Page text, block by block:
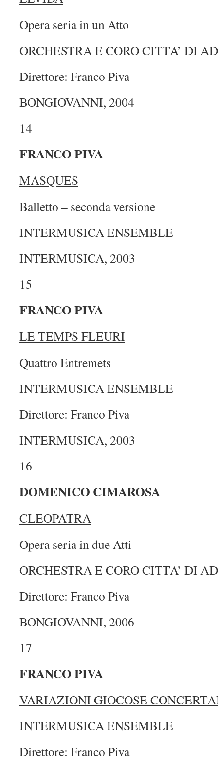
Opera seria in un Atto
ORCHESTRA E CORO CITTA’ DI
Direttore: Franco Piva
BONGIOVANNI, 2004
14
FRANCO PIVA
MASQUES
Balletto – seconda versione
INTERMUSICA ENSEMBLE
INTERMUSICA, 2003
15
FRANCO PIVA
LE TEMPS FLEURI
Quattro Entremets
INTERMUSICA ENSEMBLE
Direttore: Franco Piva
INTERMUSICA, 2003
16
DOMENICO CIMAROSA
CLEOPATRA
Opera seria in due Atti
ORCHESTRA E CORO CITTA’ DI
Direttore: Franco Piva
BONGIOVANNI, 2006
17
FRANCO PIVA
VARIAZIONI GIOCOSE
INTERMUSICA ENSEMBLE
Direttore: Franco Piva